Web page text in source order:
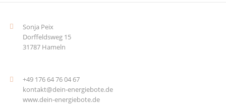
Sonja Peix
Dorffeldsweg 15
31787 Hameln
+49 176 64 76 04 67
kontakt@dein-energiebote.de
www.dein-energiebote.de